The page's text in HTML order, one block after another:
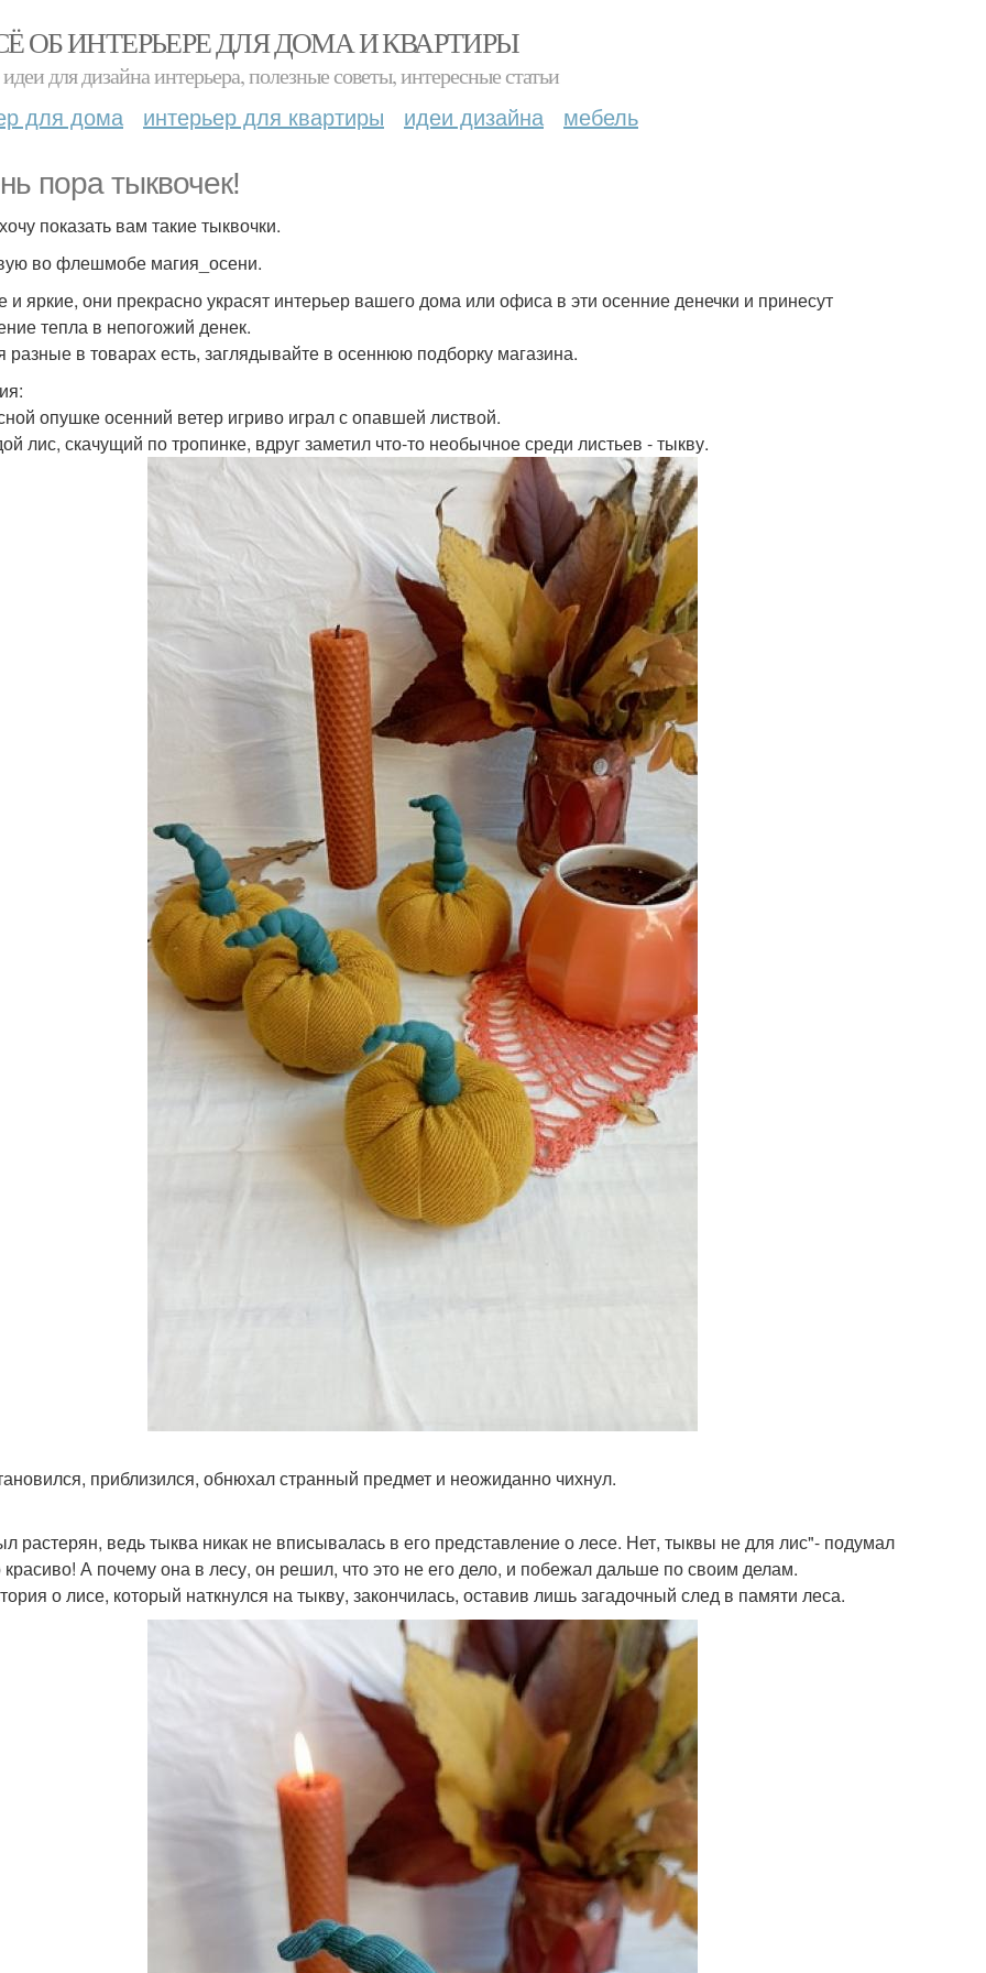
ОБ ИНТЕРЬЕРЕ ДЛЯ ДОМА И КВАРТИРЫ
для дизайна интерьера, полезные советы, интересные статьи
для дома интерьер для квартиры идеи дизайна мебель
пора тыквочек!
показать вам такие тыквочки.
во флешмобе магия_осени.
и яркие, они прекрасно украсят интерьер вашего дома или офиса в эти осенние денечки и принесут
тепла в непогожий денек.
разные в товарах есть, заглядывайте в осеннюю подборку магазина.
опушке осенний ветер игриво играл с опавшей листвой.
лис, скачущий по тропинке, вдруг заметил что-то необычное среди листьев - тыкву.
приблизился, обнюхал странный предмет и неожиданно чихнул.
растерян, ведь тыква никак не вписывалась в его представление о лесе. Нет, тыквы не для лис"- подумал
А почему она в лесу, он решил, что это не его дело, и побежал дальше по своим делам.
о лисе, который наткнулся на тыкву, закончилась, оставив лишь загадочный след в памяти леса.